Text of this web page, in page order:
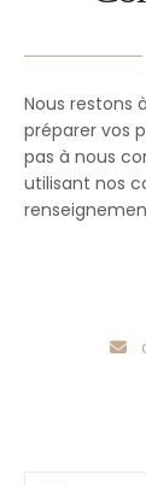
Nous restons
préparer vos
pas à nous
utilisant nos